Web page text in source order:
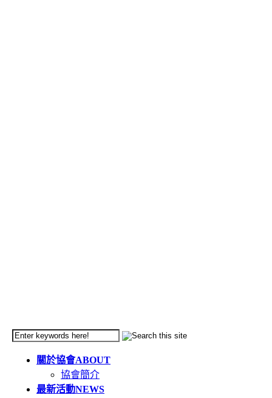
關於協會ABOUT
協會簡介
最新活動NEWS